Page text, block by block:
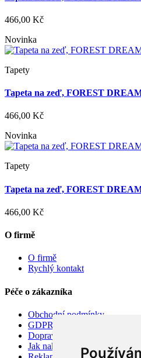
466,00 Kč
Novinka
Tapety
Tapeta na zeď, FOREST
466,00 Kč
Novinka
Tapety
Tapeta na zeď, FOREST
466,00 Kč
O firmě
O firmě
Rychlý kontakt
Péče o zákazníka
Obchodní podmínky
GDPR
Doprava
Jak nakupovat